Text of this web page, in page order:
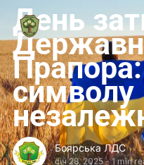
День
символу
Боярська ЛДС
січ 28, 2025-1 min